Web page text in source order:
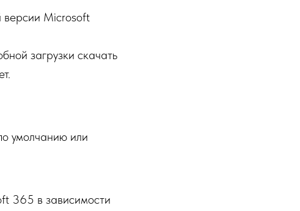
версии Microsoft
загрузки скачать
умолчанию или
365 в зависимости